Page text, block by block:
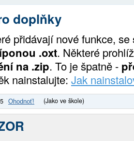
doplňky
přidávají nové funkce, se
.oxt. Některé
na .zip. To je špatně -
nainstalujte: Jak
5 (Jako ve škole)